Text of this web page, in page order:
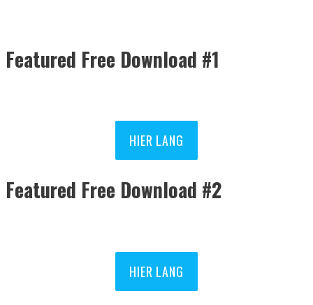
Featured Free Download #1
HIER LANG
Featured Free Download #2
HIER LANG